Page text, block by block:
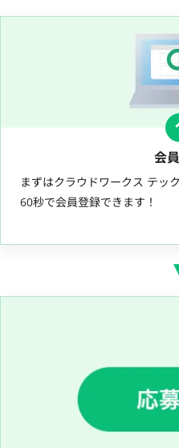
会
まずはクラウドワークス テッ
60秒で会員登録できます！